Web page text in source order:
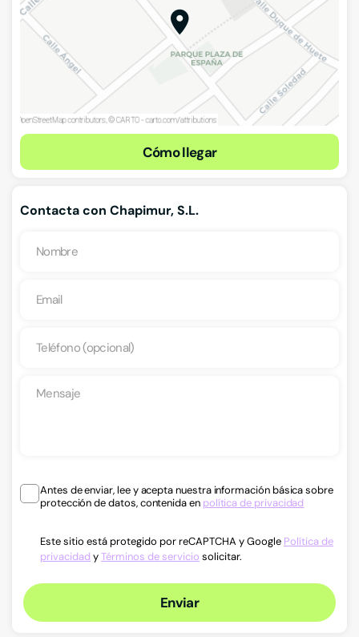
Cómo llegar
Contacta con Chapimur, S.L.
Antes de enviar, lee y acepta nuestra información básica sobre
protección de datos, contenida en política de privacidad
Este sitio está protegido por reCAPTCHA y Google Política de
privacidad yTérminos de servicio solicitar.
Enviar